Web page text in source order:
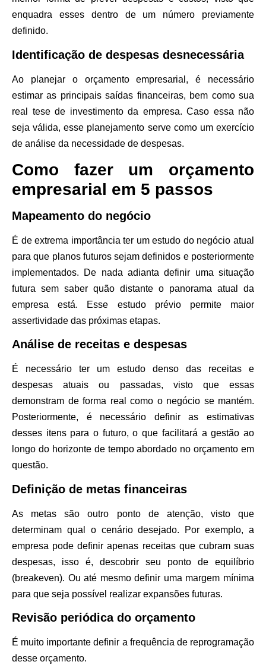
enquadra esses dentro de um número previamente
definido.
Identificação de despesas desnecessária
Ao planejar o orçamento empresarial, é necessário
estimar as principais saídas financeiras, bem como sua
real tese de investimento da empresa. Caso essa não
seja válida, esse planejamento serve como um exercício
de análise da necessidade de despesas.
Como fazer um orçamento
empresarial em 5 passos
Mapeamento do negócio
É de extrema importância ter um estudo do negócio atual
para que planos futuros sejam definidos e posteriormente
implementados. De nada adianta definir uma situação
futura sem saber quão distante o panorama atual da
empresa está. Esse estudo prévio permite maior
assertividade das próximas etapas.
Análise de receitas e despesas
É necessário ter um estudo denso das receitas e
despesas atuais ou passadas, visto que essas
demonstram de forma real como o negócio se mantém.
Posteriormente, é necessário definir as estimativas
desses itens para o futuro, o que facilitará a gestão ao
longo do horizonte de tempo abordado no orçamento em
questão.
Definição de metas financeiras
As metas são outro ponto de atenção, visto que
determinam qual o cenário desejado. Por exemplo, a
empresa pode definir apenas receitas que cubram suas
despesas, isso é, descobrir seu ponto de equilíbrio
(breakeven). Ou até mesmo definir uma margem mínima
para que seja possível realizar expansões futuras.
Revisão periódica do orçamento
É muito importante definir a frequência de reprogramação
desse orçamento.